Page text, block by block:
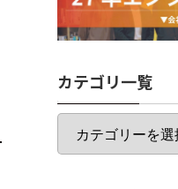
カテゴリ一覧
カ
ゴ